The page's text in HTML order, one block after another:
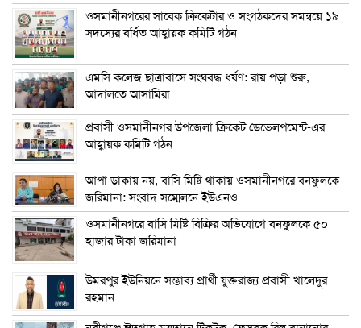
ওসমানীনগরের সাবেক ক্রিকেটার ও সংগঠকদের সমন্বয়ে ১৯
সদস্যের বর্ধিত আহ্বায়ক কমিটি গঠন
এম‌সি কলেজ ছাত্রাবাসে সংঘবদ্ধ ধর্ষণ: রায় পড়া শুরু,
আদালতে আসামিরা
প্রবাসী ওসমানীনগর উপজেলা ক্রিকেট ডেভেলপমেন্ট-এর
আহ্বায়ক কমিটি গঠন
আপা ডাকায় নয়, বাসি মিষ্টি থাকায় ওসমানীনগরে বনফুলকে
জরিমানা: সংবাদ সম্মেলনে ইউএনও
ওসমানীনগরে বাসি মিষ্টি বিক্রির অভিযোগে বনফুলকে ৫০
হাজার টাকা জরিমানা
উমরপুর ইউনিয়নে সম্ভাব্য প্রার্থী যুক্তরাজ্য প্রবাসী খালেদুর
রহমান